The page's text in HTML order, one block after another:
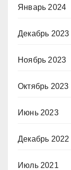
Январь 2024
Декабрь 2023
Ноябрь 2023
Октябрь 2023
Июнь 2023
Декабрь 2022
Июль 2021